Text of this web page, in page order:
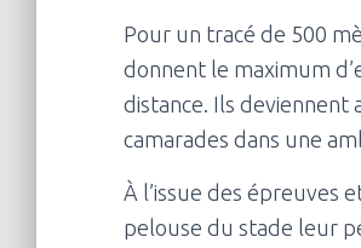
Pour un tracé de 500
donnent le maximum
distance. Ils
camarades dans une
À l’issue des épreuves
pelouse du stade leur